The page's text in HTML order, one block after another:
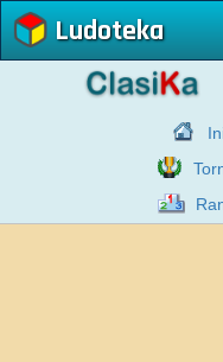
Ludoteka